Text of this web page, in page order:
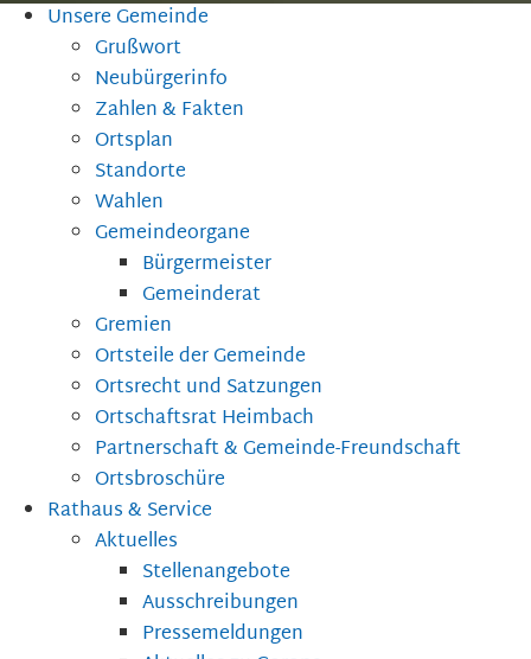
Unsere Gemeinde
Grußwort
Neubürgerinfo
Zahlen & Fakten
Ortsplan
Standorte
Wahlen
Gemeindeorgane
Bürgermeister
Gemeinderat
Gremien
Ortsteile der Gemeinde
Ortsrecht und Satzungen
Ortschaftsrat Heimbach
Partnerschaft & Gemeinde-Freundschaft
Ortsbroschüre
Rathaus & Service
Aktuelles
Stellenangebote
Ausschreibungen
Pressemeldungen